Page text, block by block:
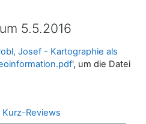
5.5.2016
Josef - Kartographie als
', um die Datei
Reviews